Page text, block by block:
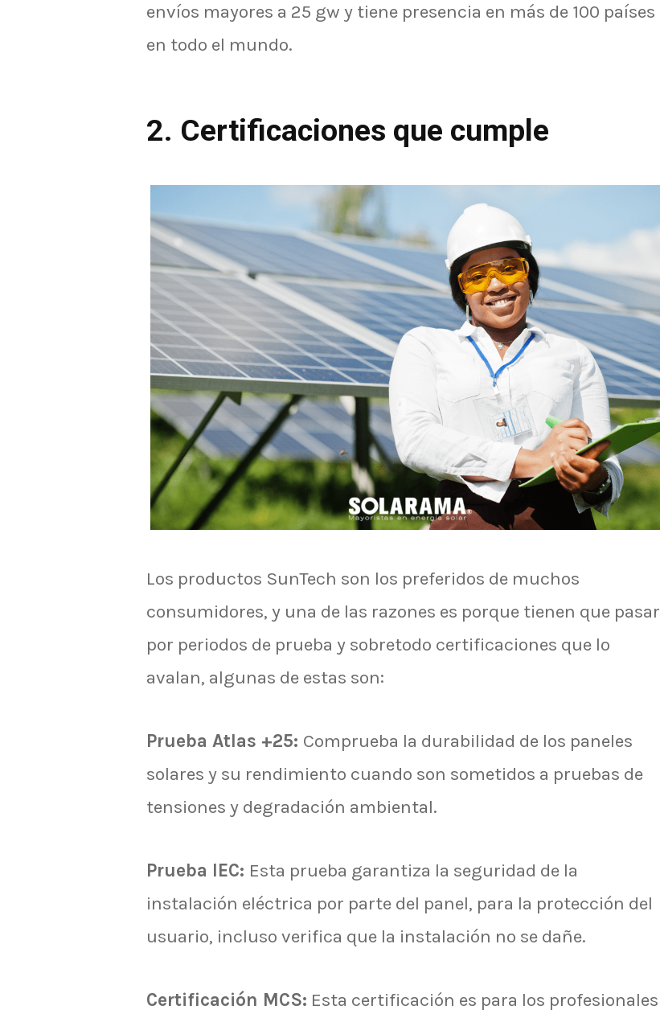
envíos mayores a 25 gw y tiene presencia en más de 100 países
en todo el mundo.
2. Certificaciones que cumple
Los productos SunTech son los preferidos de muchos
consumidores, y una de las razones es porque tienen que pasar
por periodos de prueba y sobretodo certificaciones que lo
avalan, algunas de estas son:
Prueba Atlas +25: Comprueba la durabilidad de los paneles
solares y su rendimiento cuando son sometidos a pruebas de
tensiones y degradación ambiental.
Prueba IEC: Esta prueba garantiza la seguridad de la
instalación eléctrica por parte del panel, para la protección del
usuario, incluso verifica que la instalación no se dañe.
Certificación MCS: Esta certificación es para los profesionales